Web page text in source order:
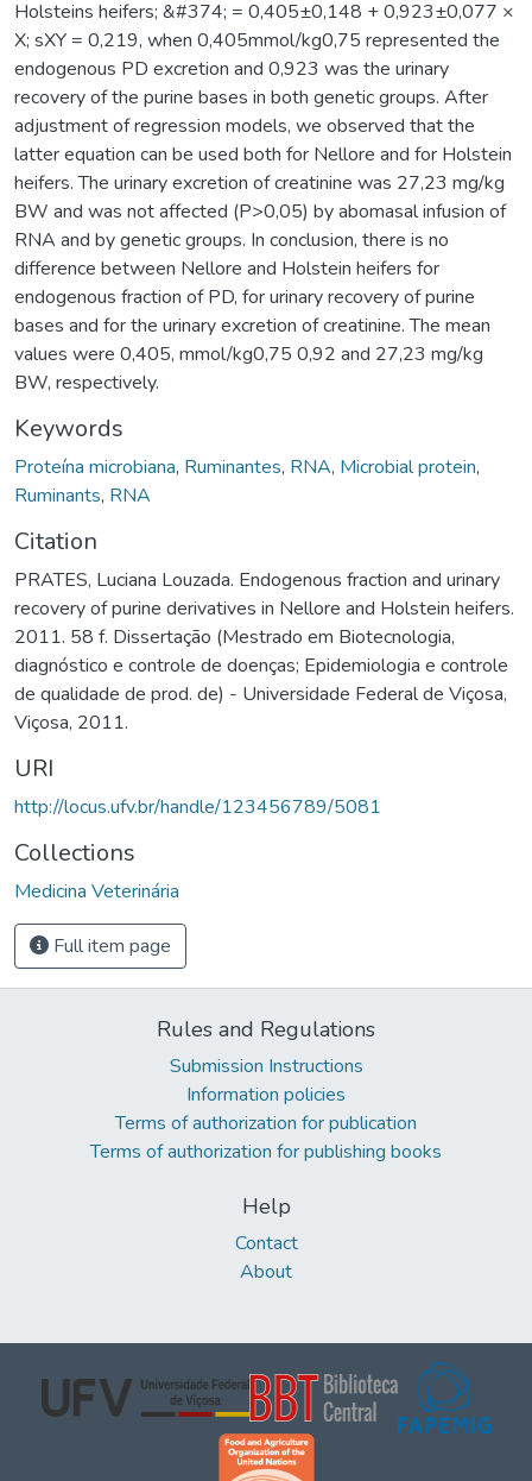
Holsteins heifers; &#374; = 0,405±0,148 + 0,923±0,077 ×
X; sXY = 0,219, when 0,405mmol/kg0,75 represented the
endogenous PD excretion and 0,923 was the urinary
recovery of the purine bases in both genetic groups. After
adjustment of regression models, we observed that the
latter equation can be used both for Nellore and for Holstein
heifers. The urinary excretion of creatinine was 27,23 mg/kg
BW and was not affected (P>0,05) by abomasal infusion of
RNA and by genetic groups. In conclusion, there is no
difference between Nellore and Holstein heifers for
endogenous fraction of PD, for urinary recovery of purine
bases and for the urinary excretion of creatinine. The mean
values were 0,405, mmol/kg0,75 0,92 and 27,23 mg/kg
BW, respectively.
Keywords
Proteína microbiana, Ruminantes, RNA, Microbial protein,
Ruminants, RNA
Citation
PRATES, Luciana Louzada. Endogenous fraction and urinary
recovery of purine derivatives in Nellore and Holstein heifers.
2011. 58 f. Dissertação (Mestrado em Biotecnologia,
diagnóstico e controle de doenças; Epidemiologia e controle
de qualidade de prod. de) - Universidade Federal de Viçosa,
Viçosa, 2011.
URI
http://locus.ufv.br/handle/123456789/5081
Collections
Medicina Veterinária
Full item page
Rules and Regulations
Submission Instructions
Information policies
Terms of authorization for publication
Terms of authorization for publishing books
Help
Contact
About